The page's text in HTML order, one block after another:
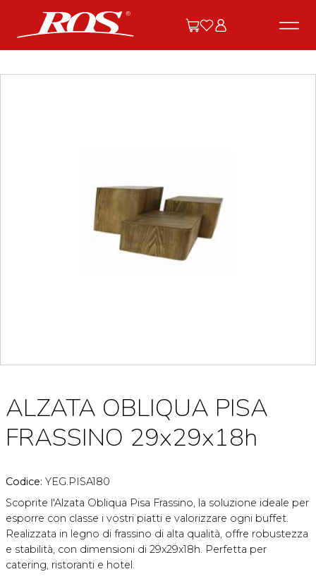
ALZATA OBLIQUA PISA
FRASSINO 29x29x18h
Codice: YEG.PISA180
Scoprite l'Alzata Obliqua Pisa Frassino, la soluzione ideale per
esporre con classe i vostri piatti e valorizzare ogni buffet.
Realizzata in legno di frassino di alta qualità, offre robustezza
e stabilità, con dimensioni di 29x29x18h. Perfetta per
catering, ristoranti e hotel.